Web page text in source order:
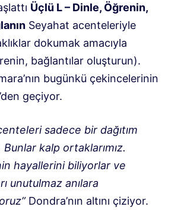
Üçlü L – Dinle, Öğrenin,
Seyahat acenteleriyle
dokumak amacıyla
bağlantılar oluşturun).
bugünkü çekincelerinin
geçiyor.
sadece bir dağıtım
Bunlar kalp ortaklarımız.
hayallerini biliyorlar ve
unutulmaz anılara
Dondra’nın altını çiziyor.